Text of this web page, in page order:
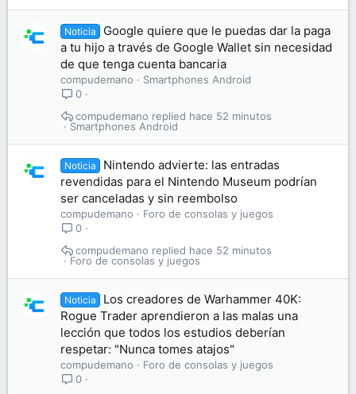
Noticia
Google quiere que le puedas dar la paga
a tu hijo a través de Google Wallet sin necesidad
de que tenga cuenta bancaria
compudemano
Smartphones Android
0
Smartphones Android
hace 52 minutos
compudemano
Noticia
Nintendo advierte: las entradas
revendidas para el Nintendo Museum podrían
ser canceladas y sin reembolso
compudemano
Foro de consolas y juegos
0
Foro de consolas y juegos
hace 52 minutos
compudemano
Noticia
Los creadores de Warhammer 40K:
Rogue Trader aprendieron a las malas una
lección que todos los estudios deberían
respetar: "Nunca tomes atajos"
compudemano
Foro de consolas y juegos
0